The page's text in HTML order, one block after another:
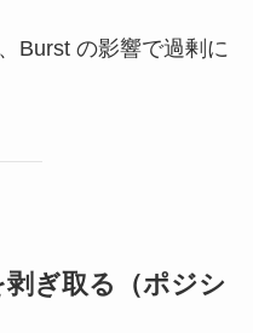
Burst の影響で過剰に
ぎ取る（ポジシ